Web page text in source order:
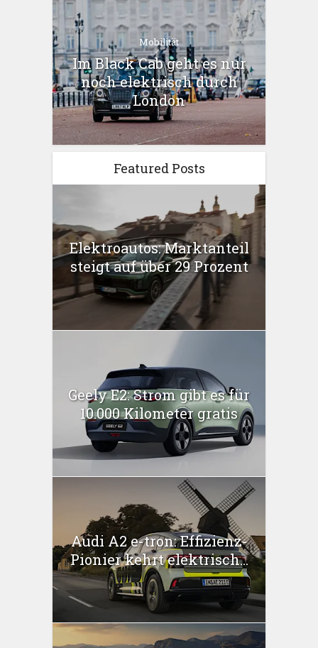
Mobilität
Im Black Cab geht es nur
noch elektrisch durch
London
Featured Posts
Elektroautos: Marktanteil
steigt auf über 29 Prozent
Geely E2: Strom gibt es für
10.000 Kilometer gratis
Audi A2 e-tron: Effizienz-
Pionier kehrt elektrisch...